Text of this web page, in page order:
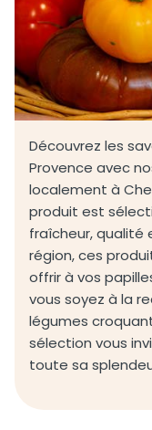
Épicerie
Les
Les plateaux
Contact
Mon compte
Découvrez les
Provence avec
localement à
produit est
fraîcheur, qualité
région, ces
offrir à vos
vous soyez à la
légumes
sélection vous
toute sa